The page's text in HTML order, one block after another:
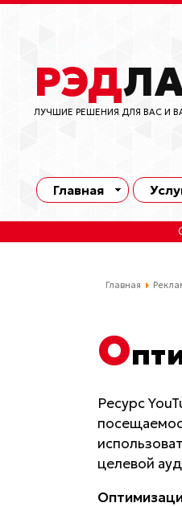
РЭД
ЛУЧШИЕ РЕШЕНИЯ ДЛЯ ВАС И
Главная
Главная
О
Ресурс
целевой